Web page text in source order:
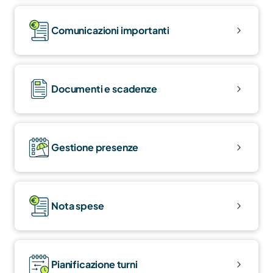
Comunicazioni importanti
Documenti e scadenze
Gestione presenze
Nota spese
Pianificazione turni